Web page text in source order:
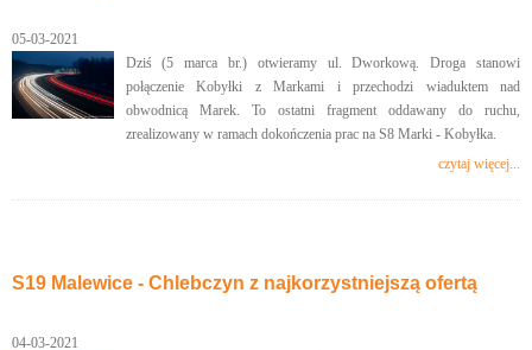
05-03-2021
Dziś (5 marca br.) otwieramy ul. Dworkową. Droga stanowi
połączenie Kobyłki z Markami i przechodzi wiaduktem nad
obwodnicą Marek. To ostatni fragment oddawany do ruchu,
zrealizowany w ramach dokończenia prac na S8 Marki - Kobyłka.
czytaj więcej...
S19 Malewice - Chlebczyn z najkorzystniejszą ofertą
04-03-2021